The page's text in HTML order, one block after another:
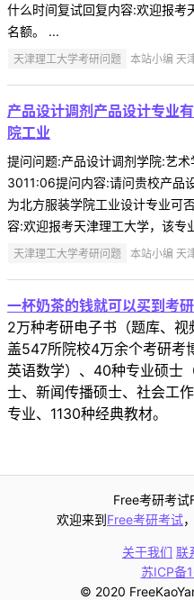
什么时间复试回复内容:欢迎报考
名额。 ...
天津理工大学考研问题 本站小编 天
产品设计调剂产品设计专业
院工业
提问问题:产品设计调剂学院:艺
3011:06提问内容:请问贵校产品
为北方服装学院工业设计专业可
容:欢迎报考天津理工大学，该专
天津理工大学考研问题 本站小编 天
一杯奶茶的钱就可以买到考研
2万种考研电子书（题库、
盖547所院校4万余个考研考
英语数学）、40种专业硕士
士、新闻传播硕士、社会工
专业、1130种经典教材。
Free考研考试
欢迎来到Free考研考试
关于我们 联
苏ICP备
© 2020